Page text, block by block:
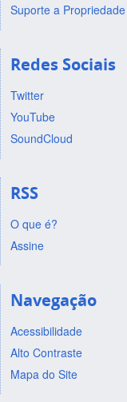
Suporte a
Redes Sociais
Twitter
YouTube
SoundCloud
RSS
O que é?
Assine
Navegação
Acessibilidade
Alto Contraste
Mapa do Site